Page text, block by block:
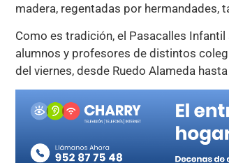
madera, regentadas por hermandades,
Como es tradición, el Pasacalles
alumnos y profesores de distintos
del viernes, desde Ruedo Alameda